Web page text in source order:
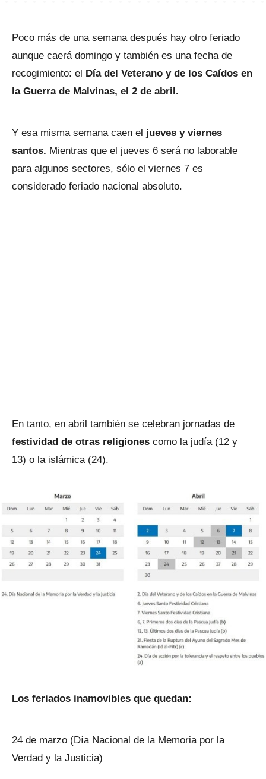
Poco más de una semana después hay otro feriado
aunque caerá domingo y también es una fecha de
recogimiento: el Día del Veterano y de los Caídos en
la Guerra de Malvinas, el 2 de abril.
Y esa misma semana caen el jueves y viernes
santos. Mientras que el jueves 6 será no laborable
para algunos sectores, sólo el viernes 7 es
considerado feriado nacional absoluto.
En tanto, en abril también se celebran jornadas de
festividad de otras religiones como la judía (12 y
13) o la islámica (24).
Los feriados inamovibles que quedan:
24 de marzo (Día Nacional de la Memoria por la
Verdad y la Justicia)